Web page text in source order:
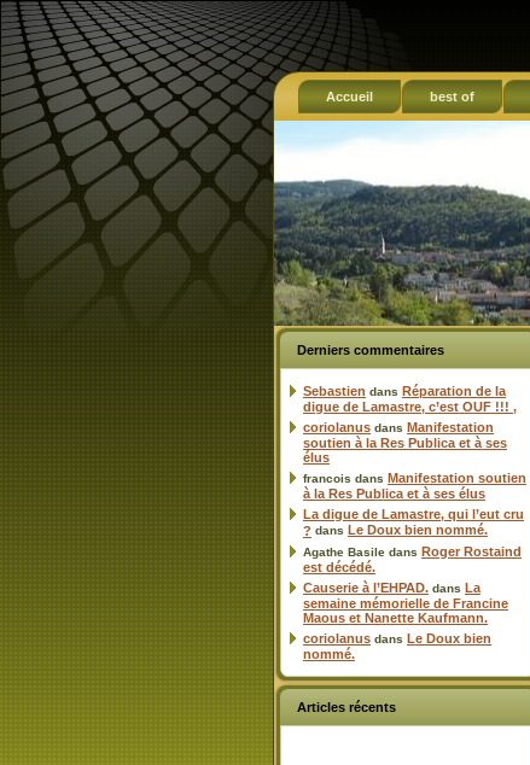
Accueil best of
Derniers commentaires
Sebastien dans Réparation de la
digue de Lamastre, c’est OUF !!! ,
coriolanus dans Manifestation
soutien à la Res Publica et à ses
élus
francois dans Manifestation soutien
à la Res Publica et à ses élus
La digue de Lamastre, qui l’eut cru
? dans Le Doux bien nommé.
Agathe Basile dans Roger Rostaind
est décédé.
Causerie à l’EHPAD. dans La
semaine mémorielle de Francine
Maous et Nanette Kaufmann.
coriolanus dans Le Doux bien
nommé.
Articles récents